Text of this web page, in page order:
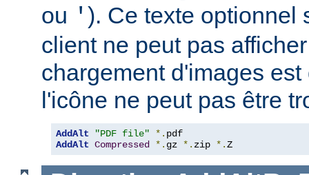
ou ' ). Ce texte optionnel
client ne peut pas
chargement d'images
l'icône ne peut pas être
AddAlt "PDF file" *.
AddAlt Compressed *. gz *. zip *.Z